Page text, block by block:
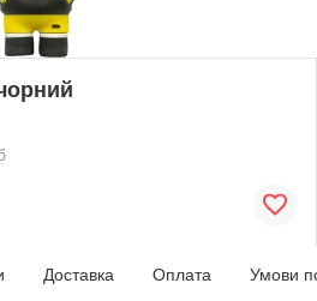
Доставка Оплата Умови